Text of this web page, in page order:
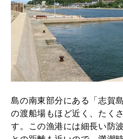
島の南東部分にある「志賀
の渡船場もほど近く、たく
す。この漁港には細長い防